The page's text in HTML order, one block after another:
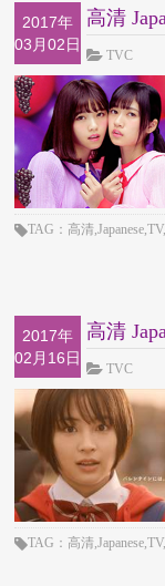
2017年
03月02日
高清
电视广
TVC
TAG：高清
2017年
02月16日
高清
电视广
TVC
TAG：高清